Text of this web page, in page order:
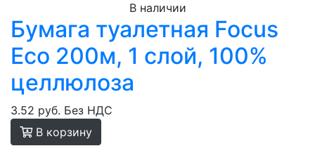
В наличии
Бумага туалетная Focus
Eco 200м, 1 слой, 100%
целлюлоза
3.52 руб. Без НДС
В корзину